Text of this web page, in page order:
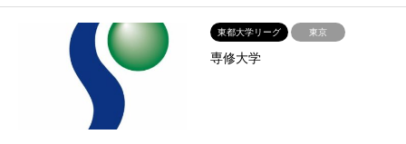
東都大学リーグ 東京
専修大学